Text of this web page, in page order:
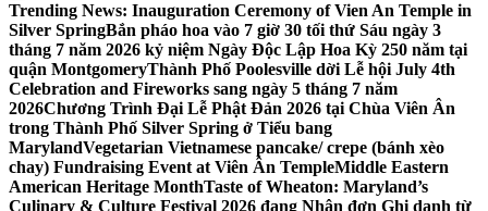
Trending News: Inauguration Ceremony of Vien An Temple in
Silver SpringBắn pháo hoa vào 7 giờ 30 tối thứ Sáu ngày 3
tháng 7 năm 2026 kỷ niệm Ngày Độc Lập Hoa Kỳ 250 năm tại
quận MontgomeryThành Phố Poolesville dời Lễ hội July 4th
Celebration and Fireworks sang ngày 5 tháng 7 năm
2026Chương Trình Đại Lễ Phật Đản 2026 tại Chùa Viên Ân
trong Thành Phố Silver Spring ở Tiểu bang
MarylandVegetarian Vietnamese pancake/ crepe (bánh xèo
chay) Fundraising Event at Viên Ân TempleMiddle Eastern
American Heritage MonthTaste of Wheaton: Maryland’s
Culinary & Culture Festival 2026 đang Nhận đơn Ghi danh từ